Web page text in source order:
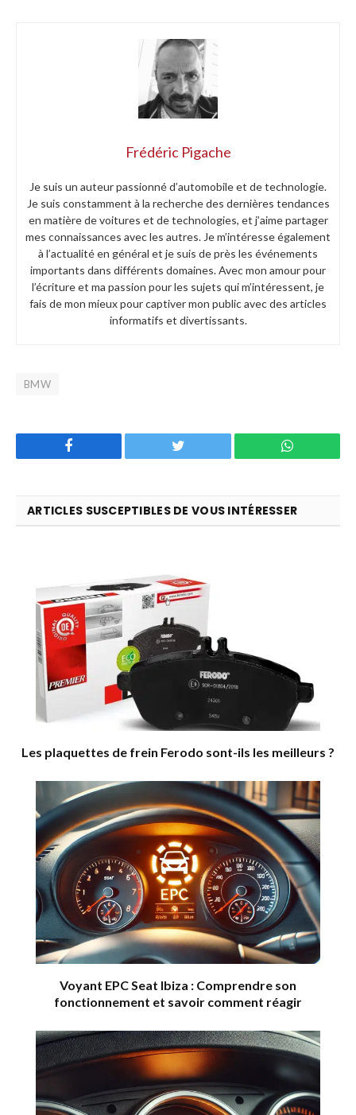
Frédéric Pigache
Je suis un auteur passionné d’automobile et de technologie.
Je suis constamment à la recherche des dernières tendances
en matière de voitures et de technologies, et j’aime partager
mes connaissances avec les autres. Je m’intéresse également
à l’actualité en général et je suis de près les événements
importants dans différents domaines. Avec mon amour pour
l’écriture et ma passion pour les sujets qui m’intéressent, je
fais de mon mieux pour captiver mon public avec des articles
informatifs et divertissants.
BMW
Twitter WhatsApp
ARTICLES SUSCEPTIBLES DE VOUS INTÉRESSER
Les plaquettes de frein Ferodo sont-ils les meilleurs ?
Voyant EPC Seat Ibiza : Comprendre son
fonctionnement et savoir comment réagir